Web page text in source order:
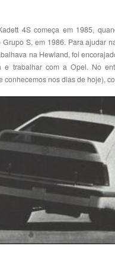
4S começa em 1985,
Grupo S, em 1986. Para ajudar
na Hewland, foi
e trabalhar com a Opel. No
conhecemos nos dias de hoje),